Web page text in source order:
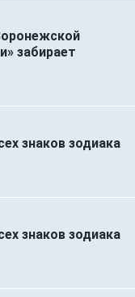
забирает
знаков зодиака
знаков зодиака